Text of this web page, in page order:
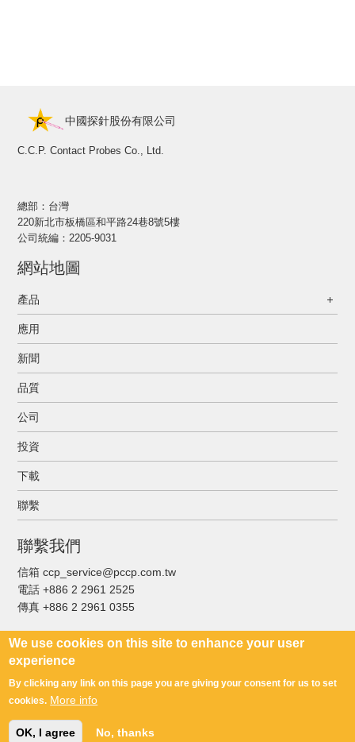
中國探針股份有限公司
C.C.P. Contact Probes Co., Ltd.
總部：台灣
220新北市板橋區和平路24巷8號5樓
公司統編：2205-9031
網站地圖
產品
應用
新聞
品質
公司
投資
下載
聯繫
聯繫我們
信箱 ccp_service@pccp.com.tw
電話 +886 2 2961 2525
傳真 +886 2 2961 0355
Footer 隱私政策
We use cookies on this site to enhance your user
experience
By clicking any link on this page you are giving your consent for us to set
cookies. More info
OK, I agree No, thanks